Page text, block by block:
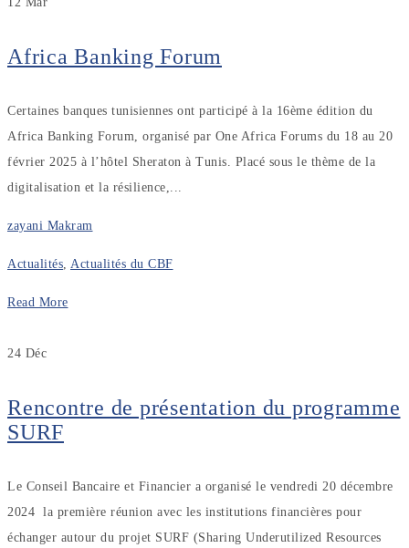
Africa Banking Forum
Certaines banques tunisiennes ont participé à la 16ème édition du
Africa Banking Forum, organisé par One Africa Forums du 18 au 20
février 2025 à l’hôtel Sheraton à Tunis. Placé sous le thème de la
digitalisation et la résilience,...
zayani Makram
Actualités, Actualités du CBF
Read More
24 Déc
Rencontre de présentation du programme
SURF
Le Conseil Bancaire et Financier a organisé le vendredi 20 décembre
2024 la première réunion avec les institutions financières pour
échanger autour du projet SURF (Sharing Underutilized Resources